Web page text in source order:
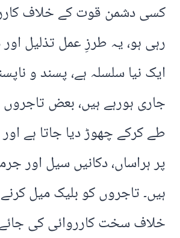
کسی دشمن قوت کے خلاف
رہی ہو، یہ طرزِ عمل تذلیل
ایک نیا سلسلہ ہے، پسند و
جاری ہورہے ہیں، بعض
طے کرکے چھوڑ دیا جاتا ہے
پر ہراساں، دکانیں سیل اور
ہیں۔ تاجروں کو بلیک میل
خلاف سخت کارروائی کی